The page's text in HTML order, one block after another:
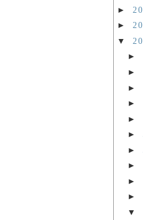
►
►
▼
►
►
►
►
►
►
►
►
►
►
▼